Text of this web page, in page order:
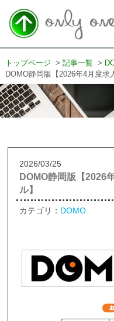
トップページ 記事一覧
DOMO静岡版【2026年4月度求
2026/03/25
DOMO静岡版【2026
ル】
カテゴリ： DOMO